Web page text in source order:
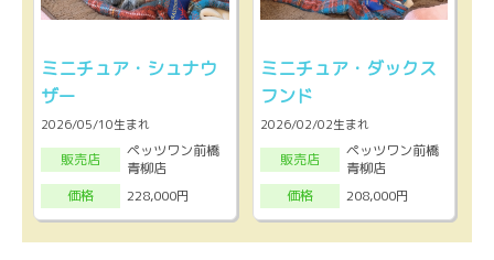
ミニチュア・シュナウ
ザー
2026/05/10生まれ
販売店
ペッツワン前橋
青柳店
価格
228,000円
ミニチュア・ダックス
フンド
2026/02/02生まれ
販売店
ペッツワン前橋
青柳店
価格
208,000円